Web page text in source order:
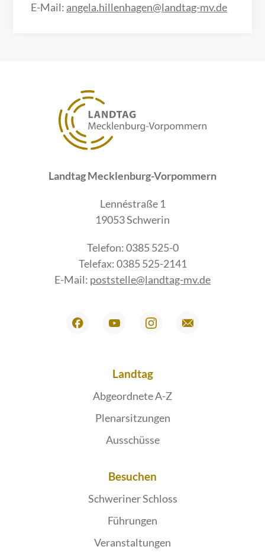
E-Mail: angela.hillenhagen@landtag-mv.de
Landtag Mecklenburg-Vorpommern
Lennéstraße 1
19053 Schwerin
Telefon: 0385 525-0
Telefax: 0385 525-2141
E-Mail: poststelle@landtag-mv.de
Landtag
Abgeordnete A-Z
Plenarsitzungen
Ausschüsse
Besuchen
Schweriner Schloss
Führungen
Veranstaltungen